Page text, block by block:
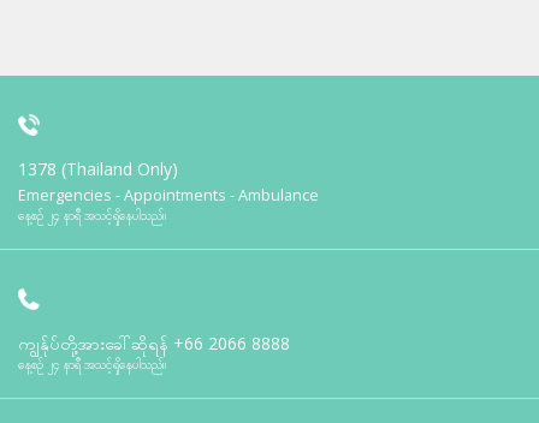
1378 (Thailand Only)
Emergencies - Appointments - Ambulance
နေ့စဉ် ၂၄ နာရီ အသင့်ရှိနေပါသည်။
ကျွန်ုပ်တို့အားခေါ်ဆိုရန် +66 2066 8888
နေ့စဉ် ၂၄ နာရီ အသင့်ရှိနေပါသည်။